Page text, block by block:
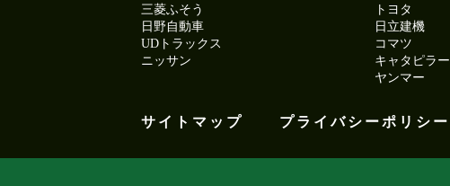
三菱ふそう
日野自動車
UDトラックス
ニッサン
トヨタ
日立建機
コマツ
キャタピラー
ヤンマー
サイトマップ プライバシーポリシー